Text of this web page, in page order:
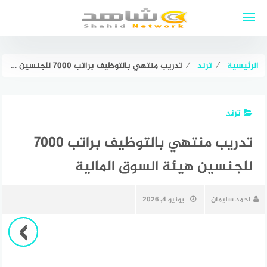
الرئيسية ⁄ ترند ⁄ تدريب منتهي بالتوظيف براتب 7000 للجنسين هيئة السوق المالية
ترند
تدريب منتهي بالتوظيف براتب 7000
للجنسين هيئة السوق المالية
احمد سليمان يونيو 4, 2026